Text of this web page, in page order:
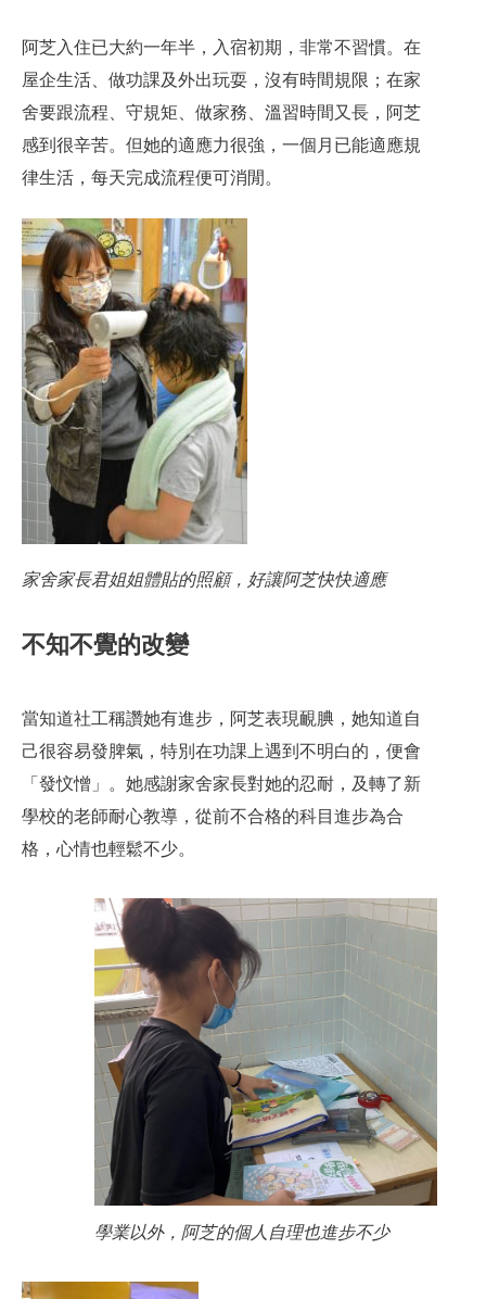
阿芝入住已大約一年半，入宿初期，非常不習慣。在
屋企生活、做功課及外出玩耍，沒有時間規限；在家
舍要跟流程、守規矩、做家務、溫習時間又長，阿芝
感到很辛苦。但她的適應力很強，一個月已能適應規
律生活，每天完成流程便可消閒。
家舍家長君姐姐體貼的照顧，好讓阿芝快快適應
不知不覺的改變
當知道社工稱讚她有進步，阿芝表現靦腆，她知道自
己很容易發脾氣，特別在功課上遇到不明白的，便會
「發忟憎」。她感謝家舍家長對她的忍耐，及轉了新
學校的老師耐心教導，從前不合格的科目進步為合
格，心情也輕鬆不少。
學業以外，阿芝的個人自理也進步不少